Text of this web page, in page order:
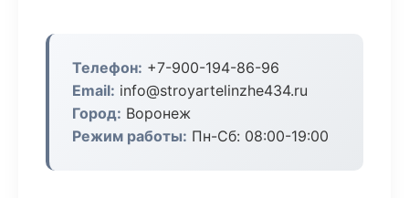
Телефон: +7-900-194-86-96
Email: info@stroyartelinzhe434.ru
Город: Воронеж
Режим работы: Пн-Сб: 08:00-19:00